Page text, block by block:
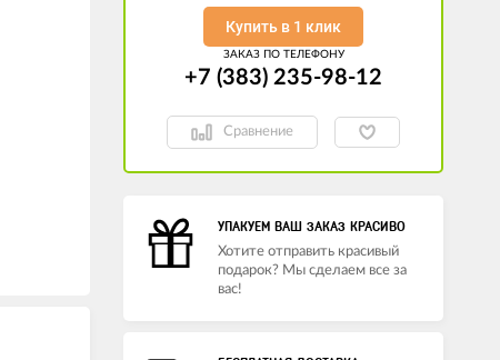
Купить в 1 клик
ЗАКАЗ ПО ТЕЛЕФОНУ
+7 (383) 235-98-12
Сравнение
УПАКУЕМ ВАШ ЗАКАЗ КРАСИВО
Хотите отправить красивый
подарок? Мы сделаем все за
вас!